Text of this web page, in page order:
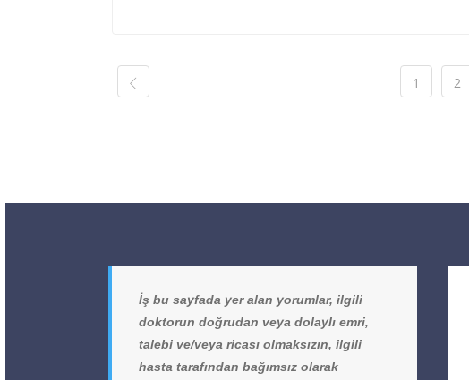
1 2
İş bu sayfada yer alan yorumlar, ilgili
doktorun doğrudan veya dolaylı emri,
talebi ve/veya ricası olmaksızın, ilgili
hasta tarafından bağımsız olarak